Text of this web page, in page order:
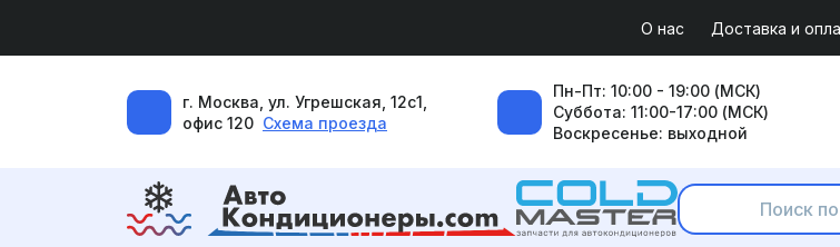
О нас Доставка и
г. Москва, ул. Угрешская, 12с1,
офис 120 Схема проезда
Пн-Пт: 10:00 - 19:00 (МСК)
Суббота: 11:00-17:00 (МСК)
Воскресенье: выходной